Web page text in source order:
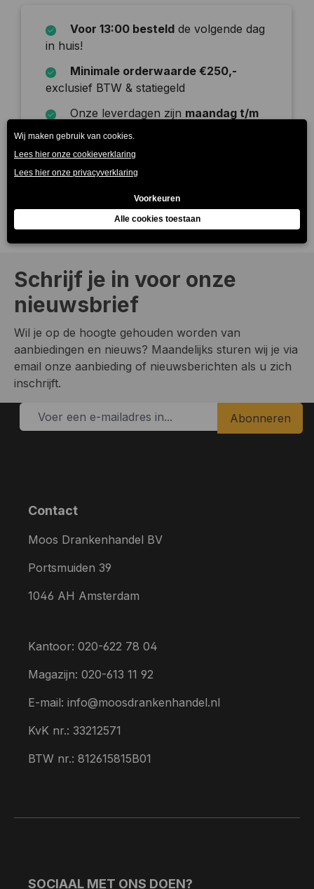
Voor 13:00 besteld de volgende dag
in huis!
Minimale orderwaarde €250,-
exclusief BTW & statiegeld
Onze leverdagen zijn maandag t/m
zaterdag
Schrijf je in voor onze
nieuwsbrief
Wil je op de hoogte gehouden worden van
aanbiedingen en nieuws? Maandelijks sturen wij je via
email onze aanbieding of nieuwsberichten als u zich
inschrijft.
Abonneren
Contact
Moos Drankenhandel BV
Portsmuiden 39
1046 AH Amsterdam
Kantoor: 020-622 78 04
Magazijn: 020-613 11 92
E-mail: info@moosdrankenhandel.nl
KvK nr.: 33212571
BTW nr.: 812615815B01
SOCIAAL MET ONS DOEN?